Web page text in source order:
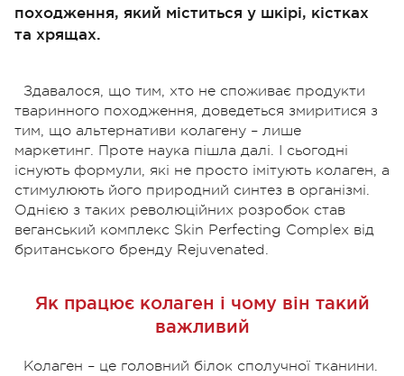
походження, який міститься у шкірі, кістках
та хрящах.
Здавалося, що тим, хто не споживає продукти
тваринного походження, доведеться змиритися з
тим, що альтернативи колагену – лише
маркетинг. Проте наука пішла далі. І сьогодні
існують формули, які не просто імітують колаген, а
стимулюють його природний синтез в організмі.
Однією з таких революційних розробок став
веганський комплекс Skin Perfecting Complex від
британського бренду Rejuvenated.
Як працює колаген і чому він такий
важливий
Колаген – це головний білок сполучної тканини.